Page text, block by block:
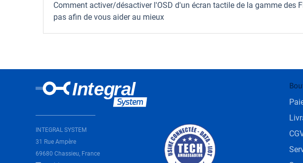
Comment activer/désactiver l'OSD d'un écran tactile de la gamme des
pas afin de vous aider au mieux
INTEGRAL SYSTEM
31 Rue Ampère
69680 Chassieu, France